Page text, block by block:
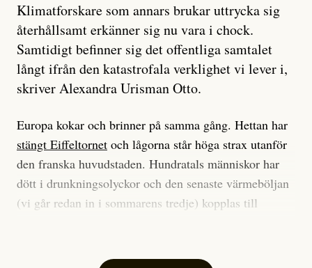
Klimatforskare som annars brukar uttrycka sig
återhållsamt erkänner sig nu vara i chock.
Samtidigt befinner sig det offentliga samtalet
långt ifrån den katastrofala verklighet vi lever i,
skriver Alexandra Urisman Otto.
Europa kokar och brinner på samma gång. Hettan har
stängt Eiffeltornet och lågorna står höga strax utanför
den franska huvudstaden. Hundratals människor har
dött i drunkningsolyckor och den senaste värmeböljan
(vi går redan in i sommarens tredje) kopplas till
Har du också panik i hettan? Känns det som en